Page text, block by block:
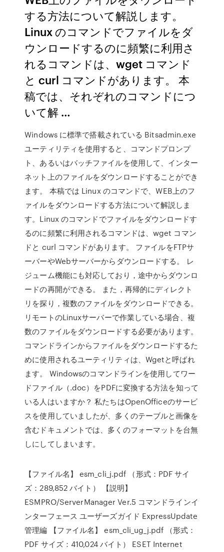
する方法について解説します。
Linux のコマンドでファイルをダ
ウンロードするのに頻繁に利用さ
れるコマンドは、wget コマンド
と curl コマンドがあります。 本
稿では、それぞれのコマンドにつ
いて解 …
Windows に標準で搭載されている Bitsadmin.exe
ユーティリティを使用すると、コマンドプロンプ
ト、あるいはバッチファイルを使用して、インター
ネット上のファイルをダウンロードすることができ
ます。 本稿では Linux のコマンドで、WEB上のフ
ァイルをダウンロードする方法について解説しま
す。Linux のコマンドでファイルをダウンロードす
るのに頻繁に利用されるコマンドは、wget コマン
ドと curl コマンドがあります。 ファイルをFTPサ
ーバーやWebサーバーからダウンロードする。 レ
ジューム機能にも対応しており，途中からダウンロ
ードの再開ができる。 また，再帰的にディレクト
リを探り，複数のファイルをダウンロードできる。
リモートのLinuxサーバーで作業している場合、複
数のファイルをダウンロードする必要があります。
コマンドラインからファイルをダウンロードするた
めに使用されるユーティリティは、Wgetと呼ばれ
ます。 Windowsのコマンドラインを使用してワー
ドファイル（.doc）をPDFに変換する方法を知って
いる人はいますか？ 私たちはOpenOfficeのサービ
スを使用していましたが、多くのテーブルと画像を
含むドキュメントでは、多くのフォーマットを台無
しにしてしまいます。
【ファイル名】 esm_cli_j.pdf （形式：PDF サイ
ズ：289,852 バイト） 【説明】
ESMPRO/ServerManager Ver.5 コマンドラインイ
ンターフェース ユーザーズガイド ExpressUpdate
管理編 【ファイル名】 esm_cli_ug_j.pdf （形式：
PDF サイズ：410,024 バイト） ESET Internet